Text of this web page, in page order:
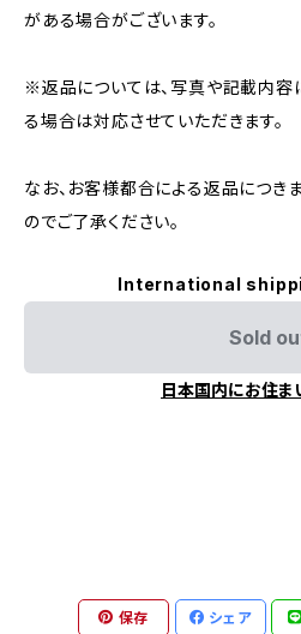
がある場合がございます。
※返品については、写真や記載内容
る場合は対応させていただきます。
なお、お客様都合による返品につき
のでご了承ください。
International
Sold
日本国内にお住ま
保存 シェア